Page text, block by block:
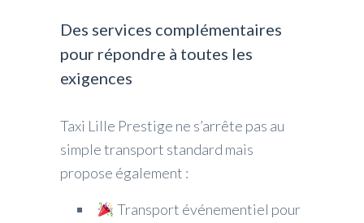
Des services complémentaires
pour répondre à toutes les
exigences
Taxi Lille Prestige ne s’arrête pas au
simple transport standard mais
propose également :
Transport événementiel pour